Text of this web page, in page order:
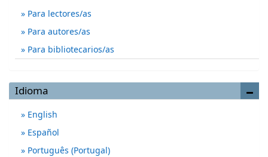
Para lectores/as
Para autores/as
Para bibliotecarios/as
Idioma
English
Español
Português (Portugal)